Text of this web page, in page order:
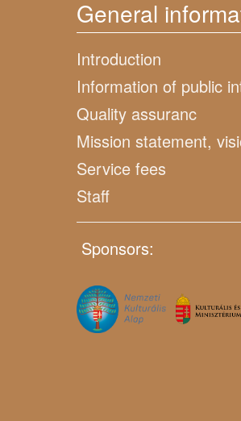
General
Introduction
Information of public
Quality assuranc
Mission statement,
Service fees
Staff
Sponsors: